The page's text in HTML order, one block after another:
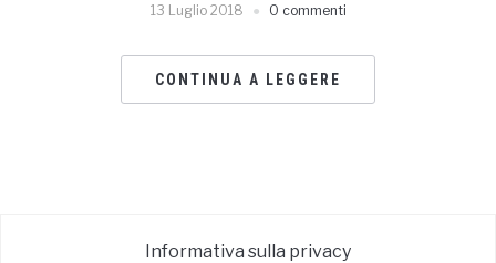
13 Luglio 2018 0 commenti
CONTINUA A LEGGERE
Informativa sulla privacy